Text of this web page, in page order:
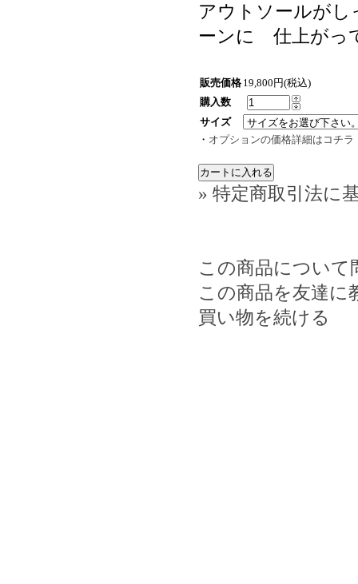
アウトソールが
ーンに 仕上がっ
販売価格 19,800円(税込)
購入数
サイズ
・ オプションの価格詳細はコチラ
» 特定商取引法に
この商品について
この商品を友達に
買い物を続ける